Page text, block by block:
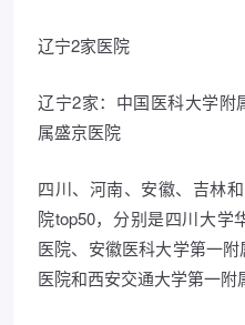
辽宁2家医院
辽宁2家：中国医科大学附
属盛京医院
四川、河南、安徽、吉林
院top50，分别是四川大学
医院、安徽医科大学第一
医院和西安交通大学第一附